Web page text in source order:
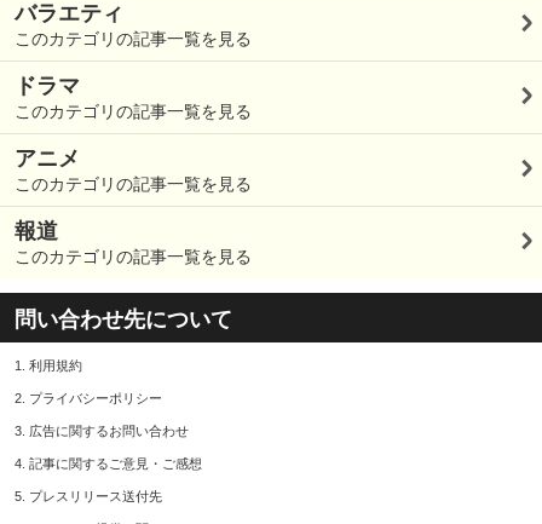
バラエティ
このカテゴリの記事一覧を見る
ドラマ
このカテゴリの記事一覧を見る
アニメ
このカテゴリの記事一覧を見る
報道
このカテゴリの記事一覧を見る
問い合わせ先について
1. 利用規約
2. プライバシーポリシー
3. 広告に関するお問い合わせ
4. 記事に関するご意見・ご感想
5. プレスリリース送付先